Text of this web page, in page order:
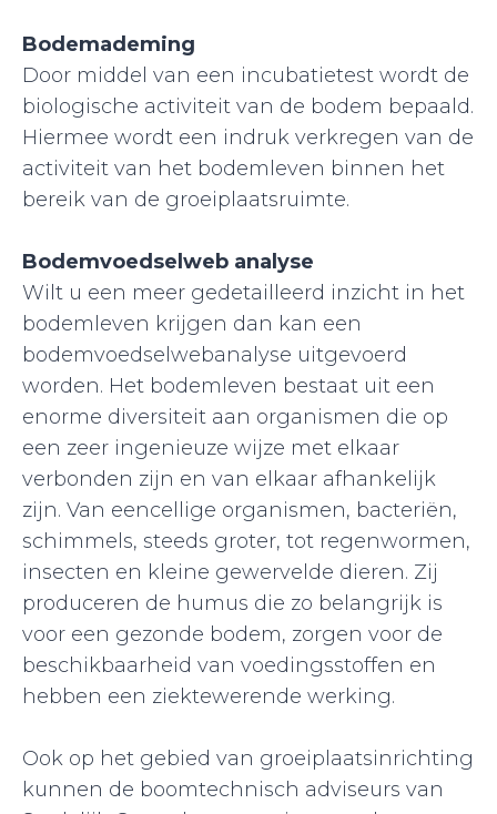
Bodemademing
Door middel van een incubatietest wordt de
biologische activiteit van de bodem bepaald.
Hiermee wordt een indruk verkregen van de
activiteit van het bodemleven binnen het
bereik van de groeiplaatsruimte.
Bodemvoedselweb analyse
Wilt u een meer gedetailleerd inzicht in het
bodemleven krijgen dan kan een
bodemvoedselwebanalyse uitgevoerd
worden. Het bodemleven bestaat uit een
enorme diversiteit aan organismen die op
een zeer ingenieuze wijze met elkaar
verbonden zijn en van elkaar afhankelijk
zijn. Van eencellige organismen, bacteriën,
schimmels, steeds groter, tot regenwormen,
insecten en kleine gewervelde dieren. Zij
produceren de humus die zo belangrijk is
voor een gezonde bodem, zorgen voor de
beschikbaarheid van voedingsstoffen en
hebben een ziektewerende werking.
Ook op het gebied van groeiplaatsinrichting
kunnen de boomtechnisch adviseurs van